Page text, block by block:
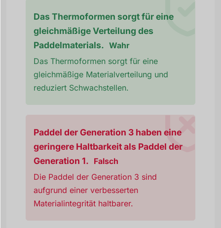
Das Thermoformen sorgt für eine
gleichmäßige Verteilung des
Paddelmaterials. Wahr
Das Thermoformen sorgt für eine
gleichmäßige Materialverteilung und
reduziert Schwachstellen.
Paddel der Generation 3 haben eine
geringere Haltbarkeit als Paddel der
Generation 1. Falsch
Die Paddel der Generation 3 sind
aufgrund einer verbesserten
Materialintegrität haltbarer.